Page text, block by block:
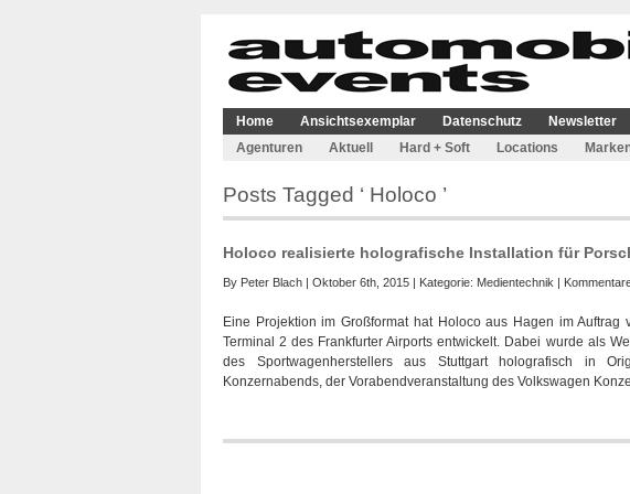
Home Ansichtsexemplar Datenschutz Newsletter
Agenturen
Aktuell Hard + Soft Locations
Posts Tagged ‘ Holoco ’
Holoco realisierte holografische Installation für
By Peter Blach | Oktober 6th, 2015 | Kategorie: Medientechnik |
Eine Projektion im Großformat hat Holoco aus Hagen im
Terminal 2 des Frankfurter Airports entwickelt. Dabei wurde als
des Sportwagenherstellers aus Stuttgart holografisch in
Konzernabends, der Vorabendveranstaltung des Volkswagen